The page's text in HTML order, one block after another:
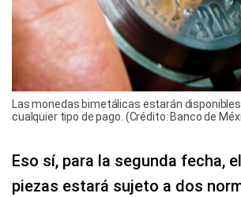
Las monedas bimetálicas estarán
cualquier tipo de pago. (Crédito: Banco de
Eso sí, para la segunda fecha,
piezas estará sujeto a dos